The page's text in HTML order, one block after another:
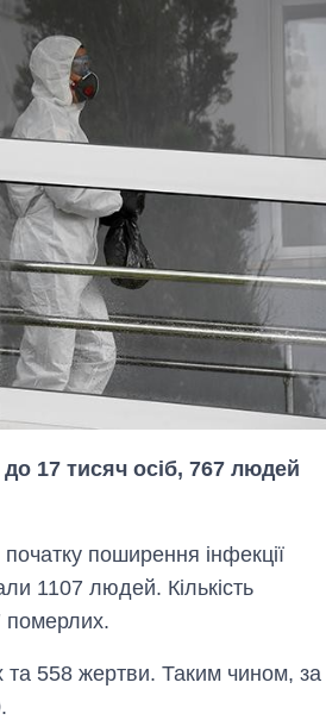
до 17 тисяч осіб, 767 людей
поширення інфекції
1107 людей. Кількість
померлих.
558 жертви. Таким чином, за